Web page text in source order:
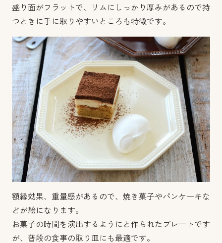
盛り面がフラットで、リムにしっかり厚みがあるので持
つときに手に取りやすいところも特徴です。
額縁効果、重量感があるので、焼き菓子やパンケーキな
どが絵になります。
お菓子の時間を演出するようにと作られたプレートです
が、普段の食事の取り皿にも最適です。